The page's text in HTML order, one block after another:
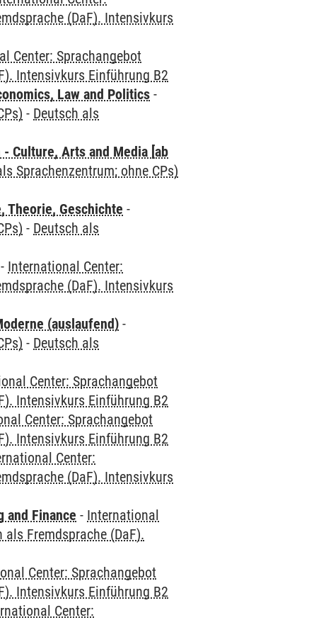
(DaF). Intensivkurs
Center: Sprachangebot
Intensivkurs Einführung B2
Law and Politics -
- Deutsch als
Culture, Arts and Media [ab
Sprachenzentrum; ohne CPs)
Theorie, Geschichte -
- Deutsch als
- International Center:
(DaF). Intensivkurs
(auslaufend) -
- Deutsch als
Center: Sprachangebot
Intensivkurs Einführung B2
Center: Sprachangebot
Intensivkurs Einführung B2
Center:
(DaF). Intensivkurs
and Finance - International
als Fremdsprache (DaF).
Center: Sprachangebot
Intensivkurs Einführung B2
Center: